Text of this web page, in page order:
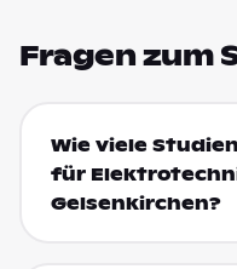
Fragen zum
Wie viele
für
Gelsenkirchen?